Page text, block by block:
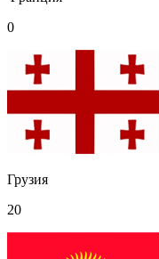
0
Грузия
20